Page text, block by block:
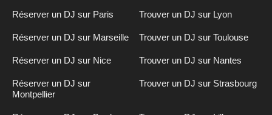
Réserver un DJ sur Paris Trouver un DJ sur Lyon
Réserver un DJ sur Marseille Trouver un DJ sur Toulouse
Réserver un DJ sur Nice Trouver un DJ sur Nantes
Réserver un DJ sur
Montpellier
Trouver un DJ sur Strasbourg